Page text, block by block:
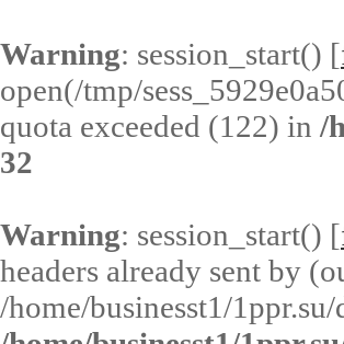
Warning: session_start() [
open(/tmp/
quota exceeded (122) in /
32
Warning: session_start() [
headers already sent by
/home/businesst1/